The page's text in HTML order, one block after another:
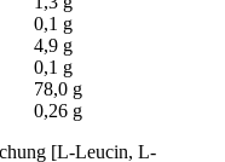
0,1 g
4,9 g
0,1 g
78,0 g
0,26 g
[L-Leucin, L-